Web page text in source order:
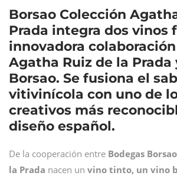
Borsao Colección
Prada integra dos vinos
innovadora
Agatha Ruiz de la Prada
Borsao. Se fusiona el
vitivinícola con uno de
creativos más
diseño español.
De la cooperación entre Bodegas Borsao
la Prada nacen un vino tinto, un vino